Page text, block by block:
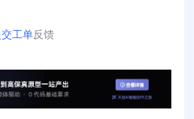
工单反馈